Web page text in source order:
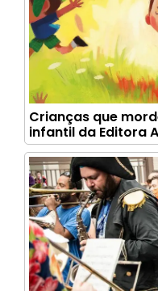
Crianças que
infantil da Editora